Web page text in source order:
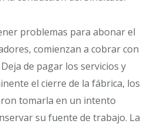
problemas para abonar el
comienzan a cobrar con
de pagar los servicios y
el cierre de la fábrica, los
tomarla en un intento
su fuente de trabajo. La